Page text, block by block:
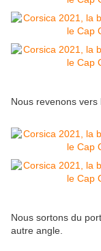
Nous revenons vers
Nous sortons du
autre angle.